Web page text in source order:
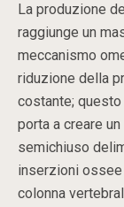
La produzione
raggiunge un
meccanismo
riduzione della
costante;
porta a creare
semichiuso
inserzioni ossee
colonna